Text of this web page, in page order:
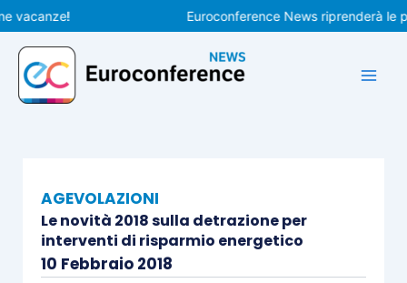
Vai
al
contenuto
Euroconference News riprenderà le
AGEVOLAZIONI
Le novità 2018 sulla detrazione per
interventi di risparmio energetico
10 Febbraio 2018